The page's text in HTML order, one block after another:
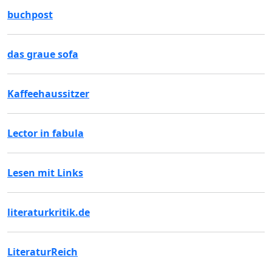
buchpost
das graue sofa
Kaffeehaussitzer
Lector in fabula
Lesen mit Links
literaturkritik.de
LiteraturReich